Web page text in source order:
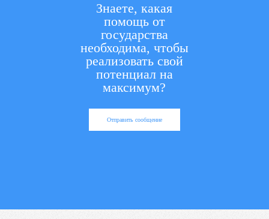
Знаете, какая
помощь от
государства
необходима, чтобы
реализовать свой
потенциал на
максимум?
Отправить сообщение